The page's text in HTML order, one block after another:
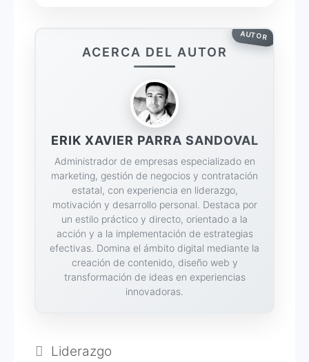
AUTOR
ACERCA DEL AUTOR
ERIK XAVIER PARRA SANDOVAL
Administrador de empresas especializado en
marketing, gestión de negocios y contratación
estatal, con experiencia en liderazgo,
motivación y desarrollo personal. Destaca por
un estilo práctico y directo, orientado a la
acción y a la implementación de estrategias
efectivas. Domina el ámbito digital mediante la
creación de contenido, diseño web y
transformación de ideas en experiencias
innovadoras.
Categorías
Liderazgo